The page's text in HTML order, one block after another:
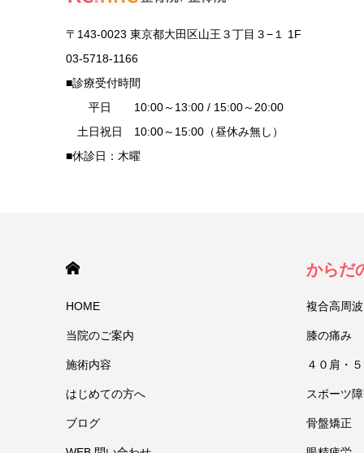
〒143-0023 東京都大田区山王３丁目３−１ 1F
03-5718-1166
■診療受付時間
平日 10:00～13:00 / 15:00～20:00
土日祝日 10:00～15:00（昼休み無し）
■休診日：木曜
HOME
当院のご案内
施術内容
はじめての方へ
ブログ
からだ
複合高周
膝の痛み
４０肩・
スポーツ
骨盤矯正